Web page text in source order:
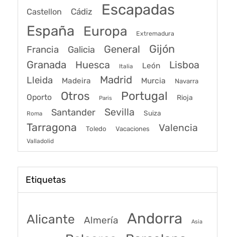
Castellon Cádiz Escapadas
España Europa Extremadura
Francia Galicia General Gijón
Granada Huesca Italia León Lisboa
Lleida Madeira Madrid Murcia Navarra
Oporto Otros Paris Portugal Rioja
Roma Santander Sevilla Suiza
Tarragona Toledo Vacaciones Valencia
Valladolid
Etiquetas
Alicante Almería Andorra Asia